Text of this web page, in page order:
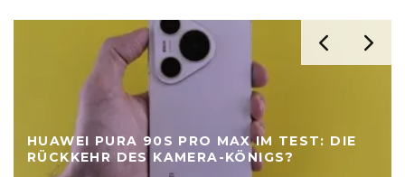
HUAWEI PURA 90S PRO MAX IM TEST: DIE
RÜCKKEHR DES KAMERA-KÖNIGS?